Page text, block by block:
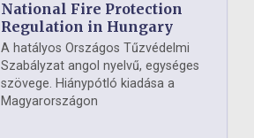
National Fire Protection
Regulation in Hungary
A hatályos Országos Tűzvédelmi
Szabályzat angol nyelvű, egységes
szövege. Hiánypótló kiadása a
Magyarországon